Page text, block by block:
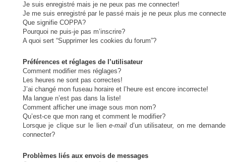
Je suis enregistré mais je ne peux pas me connecter!
Je me suis enregistré par le passé mais je ne peux plus me
Que signifie COPPA?
Pourquoi ne puis-je pas m’inscrire?
A quoi sert “Supprimer les cookies du forum”?
Préférences et réglages de l’utilisateur
Comment modifier mes réglages?
Les heures ne sont pas correctes!
J’ai changé mon fuseau horaire et l’heure est encore incorrecte!
Ma langue n’est pas dans la liste!
Comment afficher une image sous mon nom?
Qu’est-ce que mon rang et comment le modifier?
Lorsque je clique sur le liene-mail d’un utilisateur, on me
connecter?
Problèmes liés aux envois de messages